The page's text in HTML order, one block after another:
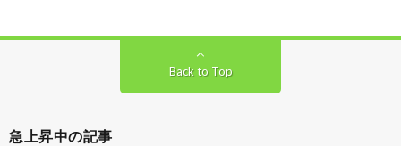
Back to Top
急上昇中の記事